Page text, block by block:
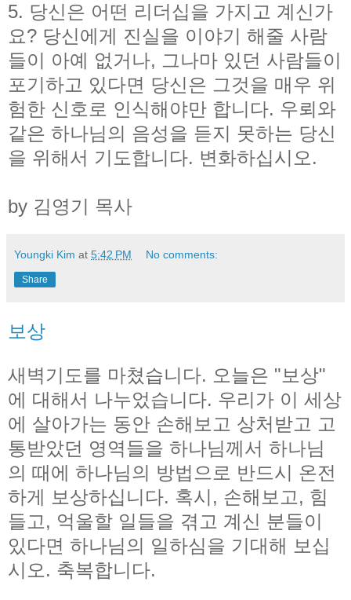
5. 당신은 어떤 리더십을 가지고 계신가
요? 당신에게 진실을 이야기 해줄 사람
들이 아예 없거나, 그나마 있던 사람들이
포기하고 있다면 당신은 그것을 매우 위
험한 신호로 인식해야만 합니다. 우뢰와
같은 하나님의 음성을 듣지 못하는 당신
을 위해서 기도합니다. 변화하십시오.
by 김영기 목사
Youngki Kim at 5:42 PM No comments:
Share
보상
새벽기도를 마쳤습니다. 오늘은 "보상"
에 대해서 나누었습니다. 우리가 이 세상
에 살아가는 동안 손해보고 상처받고 고
통받았던 영역들을 하나님께서 하나님
의 때에 하나님의 방법으로 반드시 온전
하게 보상하십니다. 혹시, 손해보고, 힘
들고, 억울할 일들을 겪고 계신 분들이
있다면 하나님의 일하심을 기대해 보십
시오. 축복합니다.